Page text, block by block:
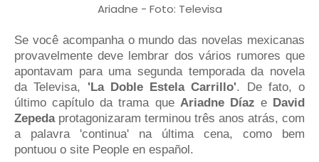
Ariadne - Foto: Televisa
Se você acompanha o mundo das novelas mexicanas
provavelmente deve lembrar dos vários rumores que
apontavam para uma segunda temporada da novela
da Televisa, 'La Doble Estela Carrillo'. De fato, o
último capítulo da trama que Ariadne Díaz e David
Zepedaprotagonizaram terminou três anos atrás, com
a palavra 'continua' na última cena, como bem
pontuou o site People en español.